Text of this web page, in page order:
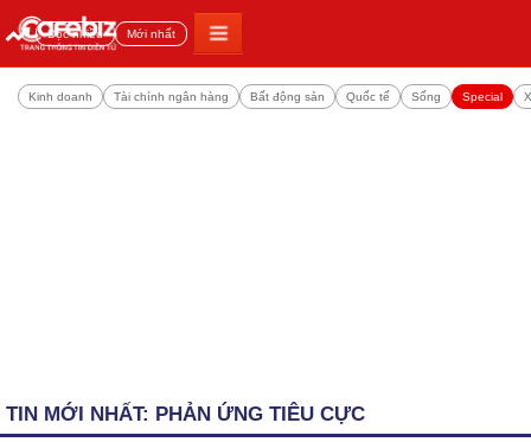
Đọc nhiều Mới nhất
Kinh doanh Tài chính ngân hàng Bất động sản Quốc tế Sống Special
TIN MỚI NHẤT: PHẢN ỨNG TIÊU CỰC